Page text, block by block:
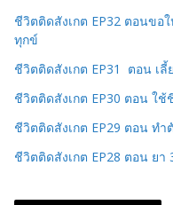
ชีวิตติดสังเกต EP32 ตอนขอ
ทุกข์
ชีวิตติดสังเกต EP31 ตอน เลี้
ชีวิตติดสังเกต EP30 ตอน ใช้
ชีวิตติดสังเกต EP29 ตอน ท
ชีวิตติดสังเกต EP28 ตอน ยา